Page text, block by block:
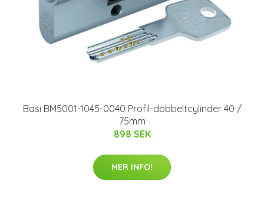
Basi BM5001-1045-0040 Profil-dobbeltcylinder 40 /
75mm
898 SEK
MER INFO!